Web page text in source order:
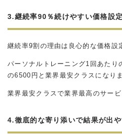
3.継続率90％続けやすい価格設定
継続率9割の理由は良心的な価格設
パーソナルトレーニング1回あたり
の6500円と業界最安クラスになりま
業界最安クラスで業界最高のサー
4.徹底的な寄り添いで結果が出